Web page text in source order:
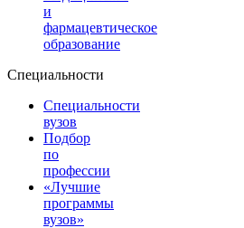
и
фармацевтическое
образование
Специальности
Специальности
вузов
Подбор
по
профессии
«Лучшие
программы
вузов»